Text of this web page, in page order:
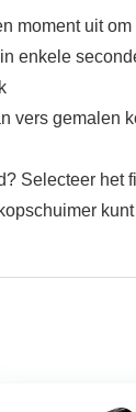
moment uit
enkele
vers gemalen
Selecteer het